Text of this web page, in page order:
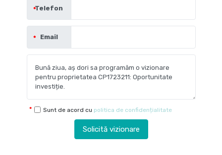
Telefon
Email
Sunt de acord cu politica de confidențialitate
Solicită vizionare